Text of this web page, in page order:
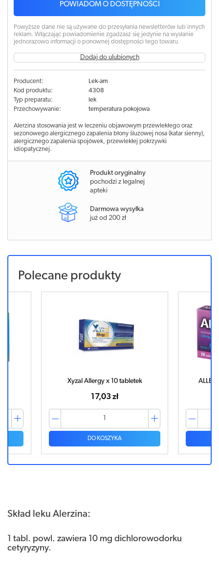
POWIADOM O DOSTĘPNOŚCI
Powyższe dane nie są używane do przesyłania newsletterów lub innych
reklam. Włączając powiadomienie zgadzasz się jedynie na wysłanie
jednorazowo informacji o ponownej dostępności tego towaru.
Dodaj do ulubionych
Producent:
Lek-am
Kod produktu:
4308
Typ preparatu:
lek
Przechowywanie:
temperatura pokojowa
Alerzina stosowania jest w leczeniu objawowym przewlekłego oraz
sezonowego alergicznego zapalenia błony śluzowej nosa (katar sienny),
alergicznego zapalenia spojówek, przewlekłej pokrzywki
idiopatycznej.
Produkt oryginalny
pochodzi z legalnej
apteki
Darmowa wysyłka
już od 200 zł
Polecane produkty
Xyzal Allergy x 10 tabletek
17,03 zł
DO KOSZYKA
Skład leku Alerzina:
1 tabl. powl. zawiera 10 mg dichlorowodorku
cetyryzyny.